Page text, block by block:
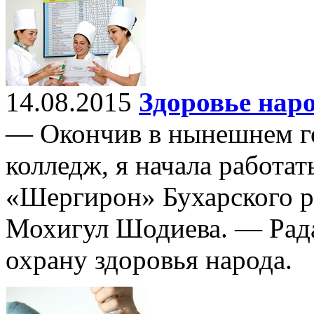
14.08.2015 Здоровье
— Окончив в нынешнем
колледж, я начала
«Шергирон» Бухарского
Мохигул Шодиева. —
охрану здоровья народа.